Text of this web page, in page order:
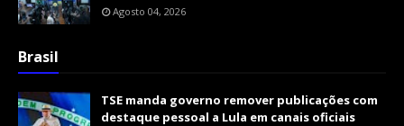
Agosto 04, 2026
Brasil
TSE manda governo remover publicações com
destaque pessoal a Lula em canais oficiais